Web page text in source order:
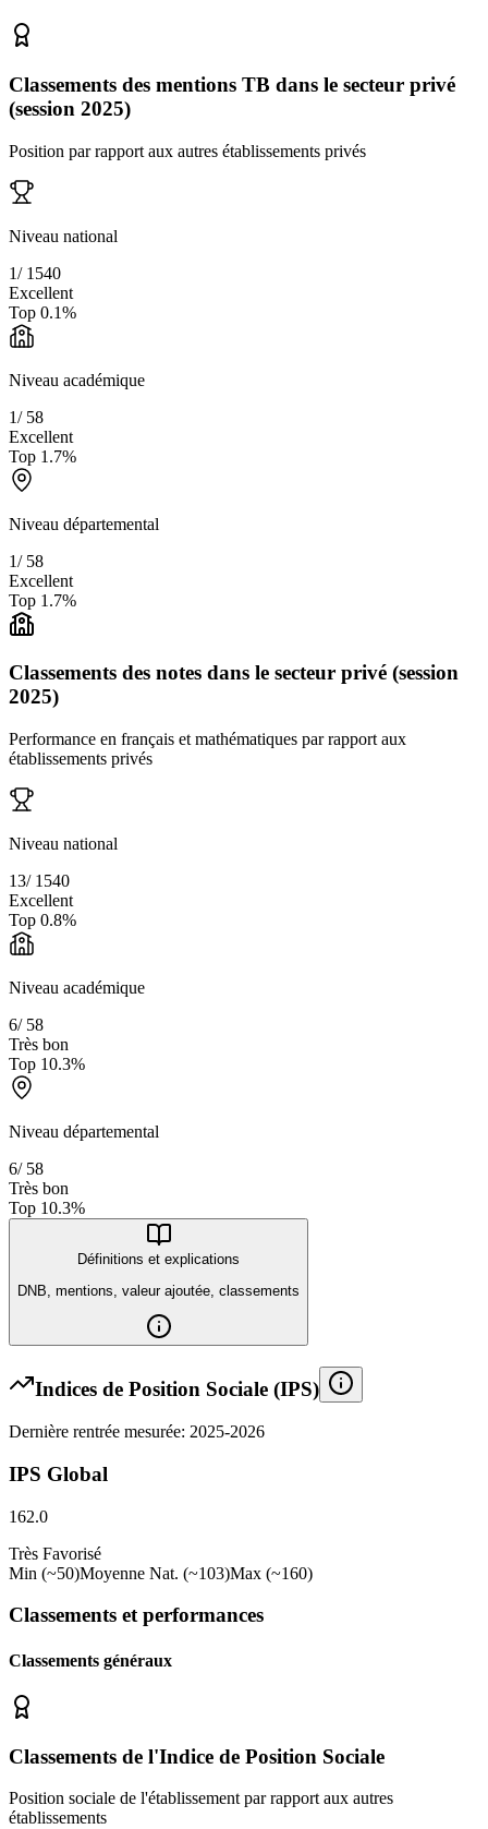
Classements des mentions TB dans le secteur privé
(session 2025)
Position par rapport aux autres établissements privés
Niveau national
1/ 1540
Excellent
Top 0.1%
Niveau académique
1/ 58
Excellent
Top 1.7%
Niveau départemental
1/ 58
Excellent
Top 1.7%
Classements des notes dans le secteur privé (session
2025)
Performance en français et mathématiques par rapport aux
établissements privés
Niveau national
13/ 1540
Excellent
Top 0.8%
Niveau académique
6/ 58
Très bon
Top 10.3%
Niveau départemental
6/ 58
Très bon
Top 10.3%
Définitions et explications
DNB, mentions, valeur ajoutée, classements
Indices de Position Sociale (IPS)
Dernière rentrée mesurée: 2025-2026
IPS Global
162.0
Très Favorisé
Min (~50)Moyenne Nat. (~103)Max (~160)
Classements et performances
Classements généraux
Classements de l'Indice de Position Sociale
Position sociale de l'établissement par rapport aux autres
établissements